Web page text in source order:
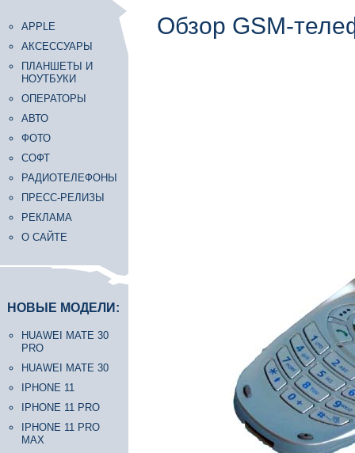
APPLE
АКСЕССУАРЫ
ПЛАНШЕТЫ И
НОУТБУКИ
ОПЕРАТОРЫ
АВТО
ФОТО
СОФТ
РАДИОТЕЛЕФОНЫ
ПРЕСС-РЕЛИЗЫ
РЕКЛАМА
О САЙТЕ
НОВЫЕ МОДЕЛИ:
HUAWEI MATE 30
PRO
HUAWEI MATE 30
IPHONE 11
IPHONE 11 PRO
IPHONE 11 PRO
MAX
Обзор GSM-